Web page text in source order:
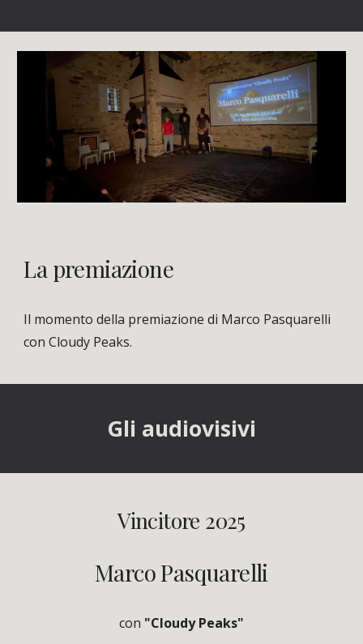
La premiazione
Il momento della premiazione di Marco Pasquarelli
con Cloudy Peaks.
Gli audiovisivi
Vincitore 2025
Marco Pasquarelli
con "Cloudy Peaks"